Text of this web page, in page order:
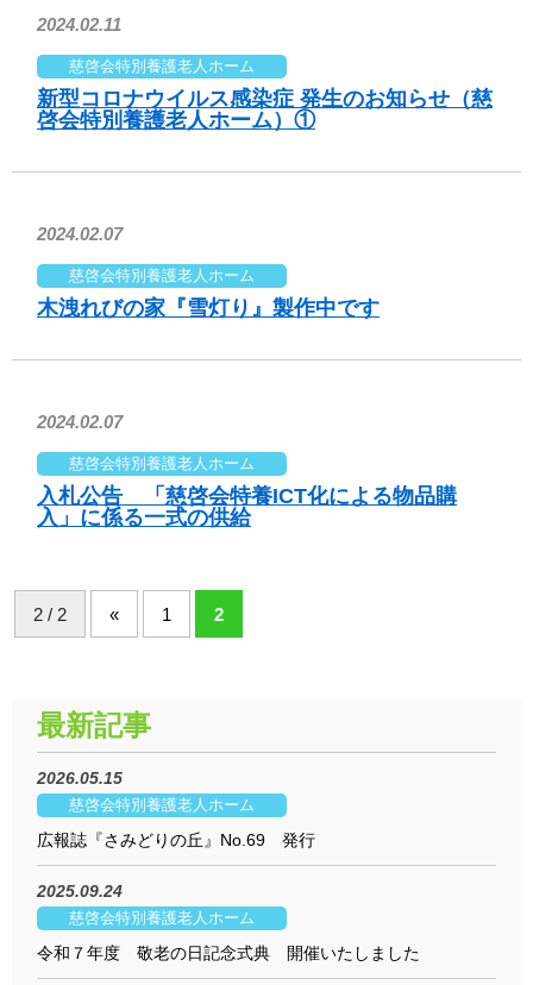
2024.02.11
慈啓会特別養護老人ホーム
新型コロナウイルス感染症 発生のお知らせ（慈
啓会特別養護老人ホーム）①
2024.02.07
慈啓会特別養護老人ホーム
木洩れびの家『雪灯り』製作中です
2024.02.07
慈啓会特別養護老人ホーム
入札公告 「慈啓会特養ICT化による物品購
入」に係る一式の供給
2 / 2 « 1 2
最新記事
2026.05.15
慈啓会特別養護老人ホーム
広報誌『さみどりの丘』No.69 発行
2025.09.24
慈啓会特別養護老人ホーム
令和７年度 敬老の日記念式典 開催いたしました